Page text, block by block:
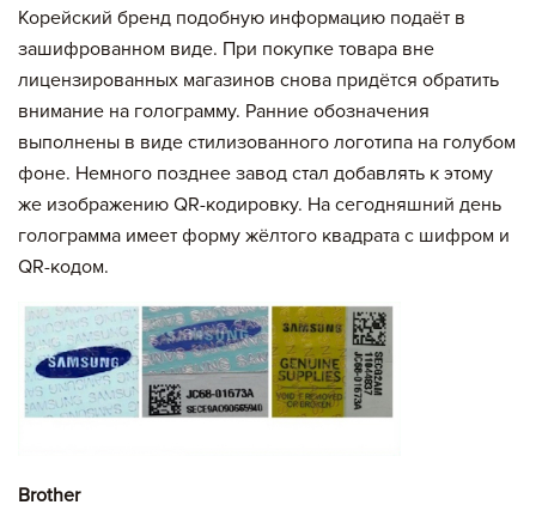
Корейский бренд подобную информацию подаёт в
зашифрованном виде. При покупке товара вне
лицензированных магазинов снова придётся обратить
внимание на голограмму. Ранние обозначения
выполнены в виде стилизованного логотипа на голубом
фоне. Немного позднее завод стал добавлять к этому
же изображению QR-кодировку. На сегодняшний день
голограмма имеет форму жёлтого квадрата с шифром и
QR-кодом.
Brother